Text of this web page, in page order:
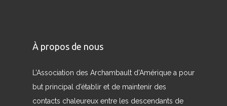
À propos de nous
L’Association des Archambault d’Amérique a pour
but principal d’établir et de maintenir des
contacts chaleureux entre les descendants de